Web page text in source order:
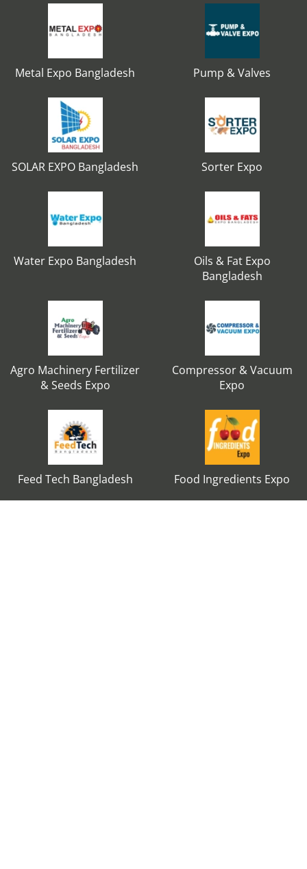
Metal Expo Bangladesh Pump & Valves
SOLAR EXPO Bangladesh Sorter Expo
Water Expo Bangladesh
Oils & Fat Expo
Bangladesh
Agro Machinery Fertilizer
& Seeds Expo
Compressor & Vacuum
Expo
Feed Tech Bangladesh Food Ingredients Expo